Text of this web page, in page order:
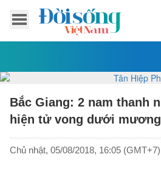
Bắc Giang: 2 nam thanh
hiện tử vong dưới
Chủ nhật, 05/08/2018, 16:05 (GMT+7)